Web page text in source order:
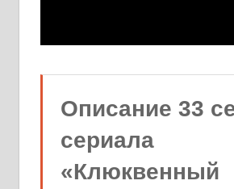
Описание 33
сериала
«Клюквенный